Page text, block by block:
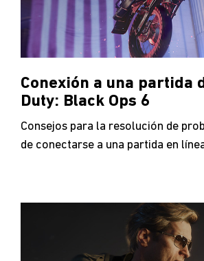
Conexión a una partida
Duty: Black Ops 6
Consejos para la resolución de
de conectarse a una partida en